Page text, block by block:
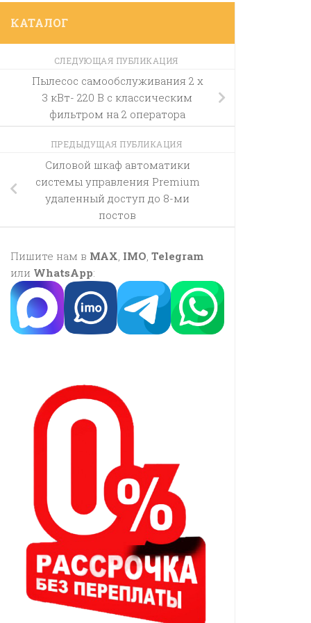
КАТАЛОГ
СЛЕДУЮЩАЯ ПУБЛИКАЦИЯ
Пылесос самообслуживания 2 x
3 кВт- 220 В с классическим
фильтром на 2 оператора
ПРЕДЫДУЩАЯ ПУБЛИКАЦИЯ
Силовой шкаф автоматики
системы управления Premium
удаленный доступ до 8-ми
постов
Пишите нам в MAX, IMO, Telegram
или WhatsApp: